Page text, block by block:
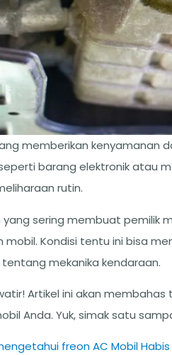
memberikan kenyamanan
barang elektronik atau
rutin.
sering membuat pemilik
mobil. Kondisi tentu ini bisa
mekanika kendaraan.
Artikel ini akan
Anda. Yuk, simak satu
freon AC Mobil